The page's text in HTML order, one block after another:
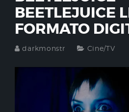
BEETLEJUICE
FORMATO
darkmonstr Cine/TV